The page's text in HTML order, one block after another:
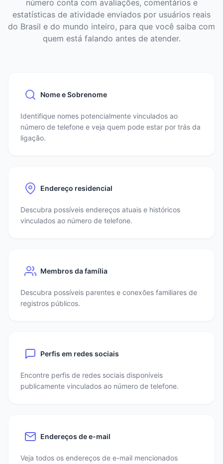
número conta com avaliações, comentários e
estatísticas de atividade enviados por usuários reais
do Brasil e do mundo inteiro, para que você saiba com
quem está falando antes de atender.
Nome e Sobrenome
Identifique nomes potencialmente vinculados ao
número de telefone e veja quem pode estar por trás da
ligação.
Endereço residencial
Descubra possíveis endereços atuais e históricos
vinculados ao número de telefone.
Membros da família
Descubra possíveis parentes e conexões familiares de
registros públicos.
Perfis em redes sociais
Encontre perfis de redes sociais disponíveis
publicamente vinculados ao número de telefone.
Endereços de e-mail
Veja todos os endereços de e-mail mencionados